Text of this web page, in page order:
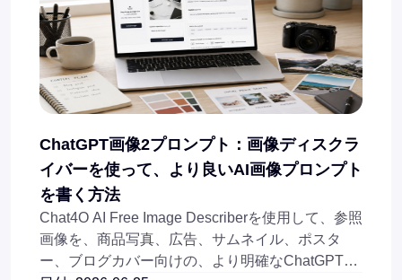
ChatGPT画像2プロンプト：画像ディスクラ
イバーを使って、より良いAI画像プロンプト
を書く方法
Chat4O AI Free Image Describerを使用して、参照
画像を、商品写真、広告、サムネイル、ポスタ
ー、ブログカバー向けの、より明確なChatGPT